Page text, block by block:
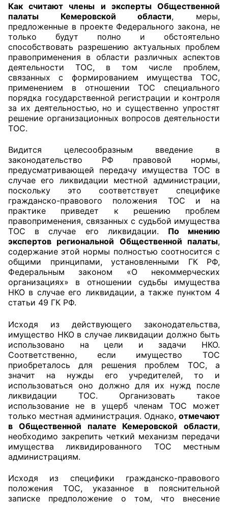
Как считают члены и эксперты Общественной
палаты Кемеровской области, меры,
предложенные в проекте Федерального закона, не
только будут полно и обстоятельно
способствовать разрешению актуальных проблем
правоприменения в области различных аспектов
деятельности ТОС, в том числе проблем,
связанных с формированием имущества ТОС,
применением в отношении ТОС специального
порядка государственной регистрации и контроля
за их деятельностью, но и существенно упростят
решение организационных вопросов деятельности
ТОС.
Видится целесообразным введение в
законодательство РФ правовой нормы,
предусматривающей передачу имущества ТОС в
случае его ликвидации местной администрации,
поскольку это соответствует специфике
гражданско-правового положения ТОС и на
практике приведет к решению проблем
правоприменения, связанных с судьбой имущества
ТОС в случае его ликвидации. По мнению
экспертов региональной Общественной палаты,
содержание этой нормы полностью соотносится с
общими принципами, установленными ГК РФ,
Федеральным законом «О некоммерческих
организациях» в отношении судьбы имущества
НКО в случае его ликвидации, а также пунктом 4
статьи 49 ГК РФ.
Исходя из действующего законодательства,
имущество НКО в случае ликвидации должно быть
использовано на цели и задачи НКО.
Соответственно, если имущество ТОС
приобреталось для решения проблем ТОС, а
значит на нужды его учредителей, то и
использоваться оно должно для их нужд после
ликвидации ТОС. Организовать такое
использование не в ущерб членам ТОС может
только местная администрация. Однако, отмечают
в Общественной палате Кемеровской области,
необходимо закрепить четкий механизм передачи
имущества ликвидированного ТОС местным
администрациям.
Исходя из специфики гражданско-правового
положения ТОС, указанное в пояснительной
записке предположение о том, что внесение